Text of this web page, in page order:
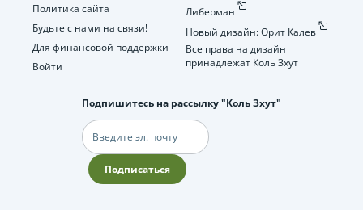
Политика сайта
Будьте с нами на связи!
Для финансовой поддержки
Войти
Либерман
Новый дизайн: Орит Калев
Все права на дизайн
принадлежат Коль Зхут
Подпишитесь на рассылку "Коль Зхут"
Электронная
почта
Подписаться